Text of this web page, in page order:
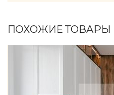
ПОХОЖИЕ ТОВАРЫ